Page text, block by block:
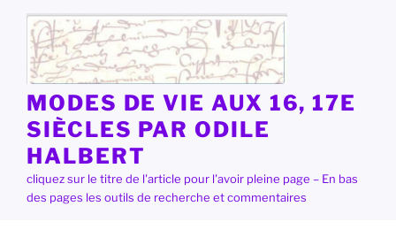
contenu
principal
MODES DE VIE AUX 16, 17E
SIÈCLES PAR ODILE
HALBERT
cliquez sur le titre de l'article pour l'avoir pleine page – En bas
des pages les outils de recherche et commentaires